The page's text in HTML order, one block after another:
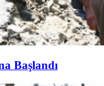
Başlandı